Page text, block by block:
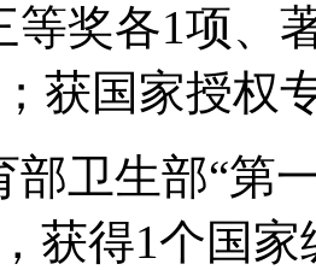
等奖各1项、
获国家授权
部卫生部“第
获得1个国